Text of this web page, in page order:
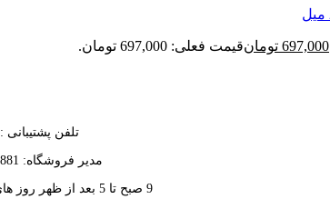
697,000 تومانقیمت فعلی: 697,000 تومان.
تلفن پشتیبانی : 09908606770
مدیر فروشگاه: 09365181881 میرزایی
9 صبح تا 5 بعد از ظهر روز های کاری پاسخگو شما هستیم.